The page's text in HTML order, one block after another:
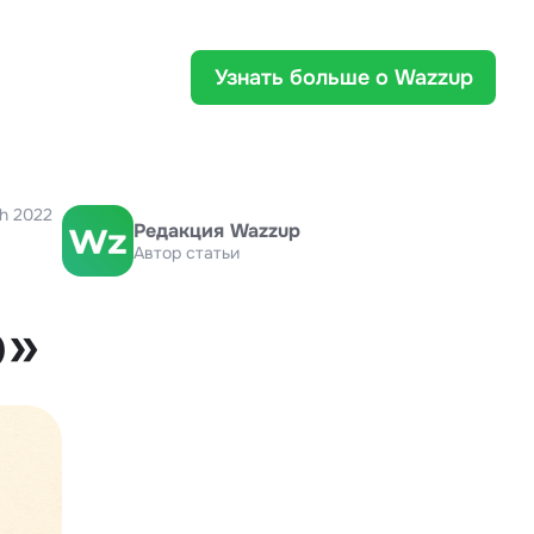
Узнать больше о Wazzup
2022
Редакция Wazzup
Автор статьи